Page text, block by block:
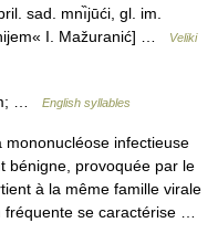
sad. mnı̏jūći, gl. im.
I. Mažuranić] …
Veliki
… English syllables
infectieuse
bénigne, provoquée par le
à la même famille virale
fréquente se caractérise …